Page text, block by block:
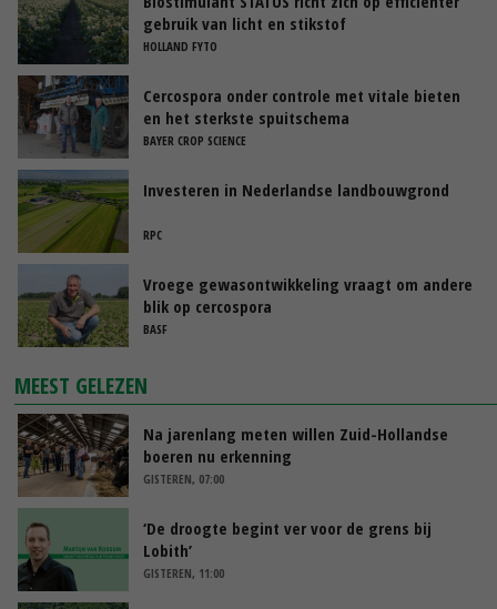
gebruik van licht en stikstof
HOLLAND FYTO
Cercospora onder controle met vitale bieten
en het sterkste spuitschema
BAYER CROP SCIENCE
Investeren in Nederlandse landbouwgrond
RPC
Vroege gewasontwikkeling vraagt om andere
blik op cercospora
BASF
MEEST GELEZEN
Na jarenlang meten willen Zuid-Hollandse
boeren nu erkenning
GISTEREN, 07:00
‘De droogte begint ver voor de grens bij
Lobith’
GISTEREN, 11:00